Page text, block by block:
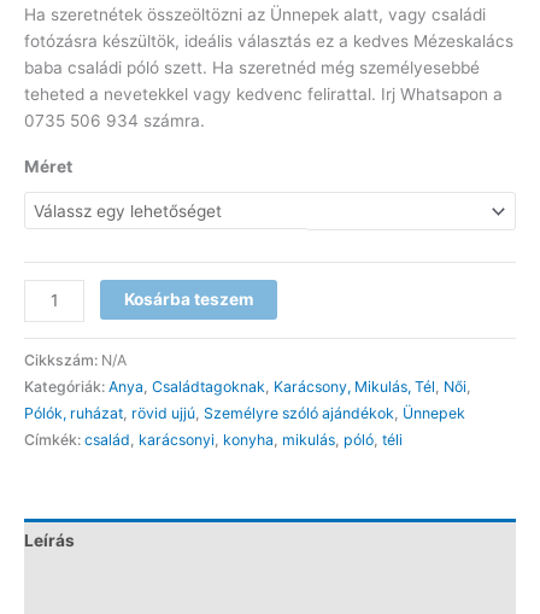
Ha szeretnétek összeöltözni az Ünnepek alatt, vagy családi
fotózásra készültök, ideális választás ez a kedves Mézeskalács
baba családi póló szett. Ha szeretnéd még személyesebbé
teheted a nevetekkel vagy kedvenc felirattal. Irj Whatsapon a
0735 506 934 számra.
Méret
Mézi
anya
karácsonyi
póló
mennyiség
Kosárba teszem
Cikkszám: N/A
Kategóriák: Anya Családtagoknak Karácsony, Mikulás, Tél Női
Pólók, ruházat rövid ujjú Személyre szóló ajándékok Ünnepek
Címkék: család karácsonyi konyha mikulás póló téli
Leírás